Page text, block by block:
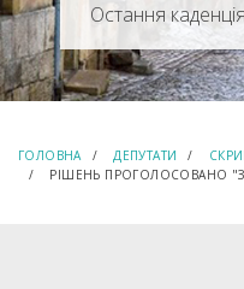
ГОЛОВНА ДЕПУТАТИ
РІШЕНЬ ПРОГОЛОСОВАНО